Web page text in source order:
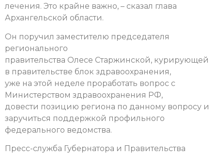
лечения. Это крайне важно, – сказал глава
Архангельской области.
Он поручил заместителю председателя
регионального
правительства Олесе Старжинской, курирующей
в правительстве блок здравоохранения,
уже на этой неделе проработать вопрос с
Министерством здравоохранения РФ,
довести позицию региона по данному вопросу и
заручиться поддержкой профильного
федерального ведомства.
Пресс-служба Губернатора и Правительства